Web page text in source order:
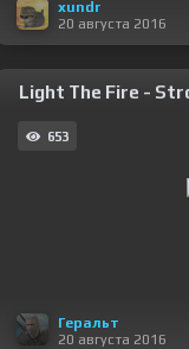
xundr
20 августа 2016
Light The Fire -
653
Геральт
20 августа 2016